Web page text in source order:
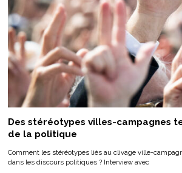
Des stéréotypes villes-campagnes
de la politique
Comment les stéréotypes liés au clivage ville-
dans les discours politiques ? Interview avec